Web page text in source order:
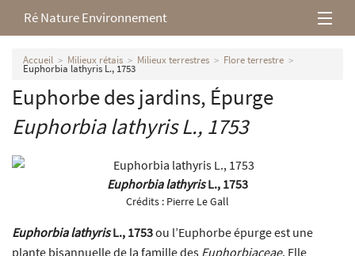
Ré Nature Environnement
L’association
Milieux rétais
Nos parutions
Accueil Milieux rétais Milieux terrestres Flore terrestre
Euphorbia lathyris L., 1753
Euphorbe des jardins, Épurge
Euphorbia lathyrisL., 1753
Euphorbia lathyrisL., 1753
Crédits : Pierre Le Gall
Euphorbia lathyrisL., 1753ou l’Euphorbe épurge est une
plante bisannuelle de la famille des Euphorbiaceae. Elle